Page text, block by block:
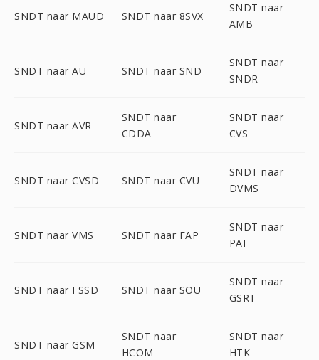
SNDT naar MAUD SNDT naar 8SVX
SNDT naar
AMB
SNDT naar AU SNDT naar SND
SNDT naar
SNDR
SNDT naar AVR
SNDT naar
CDDA
SNDT naar
CVS
SNDT naar CVSD SNDT naar CVU
SNDT naar
DVMS
SNDT naar VMS SNDT naar FAP
SNDT naar
PAF
SNDT naar FSSD SNDT naar SOU
SNDT naar
GSRT
SNDT naar GSM
SNDT naar
HCOM
SNDT naar
HTK